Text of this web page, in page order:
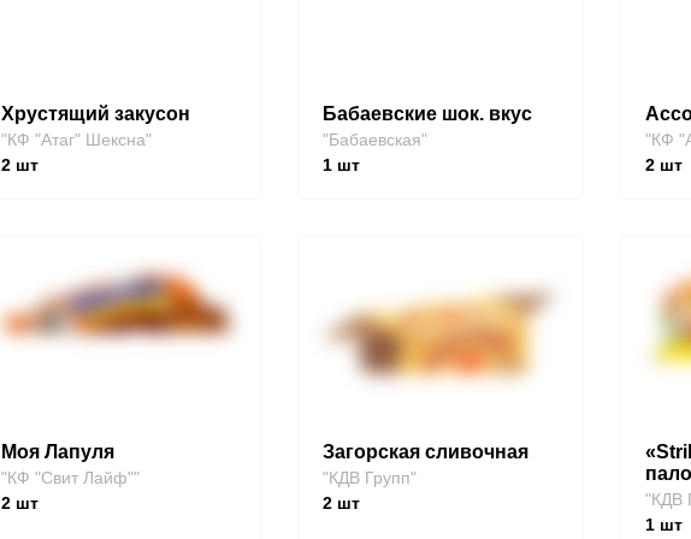
Хрустящий закусон
"КФ "Атаг" Шексна"
2шт
Бабаевские шок. вкус
"Бабаевская"
1 шт
"КФ
2шт
Моя Лапуля
"КФ "Свит Лайф""
2шт
Загорская сливочная
"КДВ Групп"
2 шт
"КДВ
1шт